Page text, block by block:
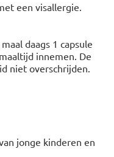
een visallergie.
daags 1 capsule
innemen. De
niet overschrijden.
jonge kinderen en